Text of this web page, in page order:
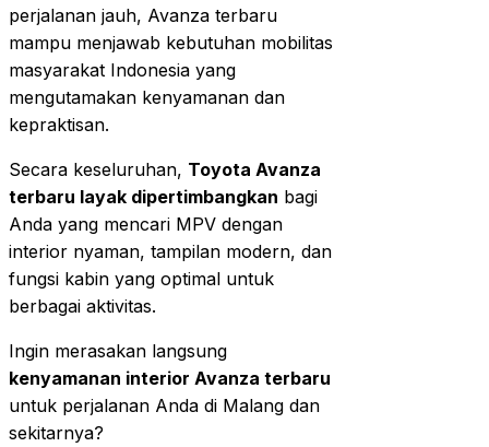
perjalanan jauh, Avanza terbaru
mampu menjawab kebutuhan mobilitas
masyarakat Indonesia yang
mengutamakan kenyamanan dan
kepraktisan.
Secara keseluruhan, Toyota Avanza
terbaru layak dipertimbangkan bagi
Anda yang mencari MPV dengan
interior nyaman, tampilan modern, dan
fungsi kabin yang optimal untuk
berbagai aktivitas.
Ingin merasakan langsung
kenyamanan interior Avanza terbaru
untuk perjalanan Anda di Malang dan
sekitarnya?